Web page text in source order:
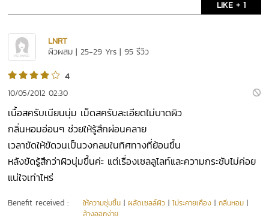
LIKE + 1
LNRT
ผิวผสม | 25-29 Yrs | 95 รีวิว
4
10/05/2012 02:30
เนื้อสครับเนียนนุ่ม เม็ดสครับละเอียดไม่บาดผิว
กลิ่นหอมอ่อนๆ ช่วยให้รู้สึกผ่อนคลาย
เวลาขัดให้ขัดวนเป็นวงกลมในทิศทางที่ย้อนขึ้น
หลังขัดรู้สึกว่าผิวนุ่มขึ้นค่ะ แต่เรื่องเซลลูไลท์และความกระชับไม่ค่อย
แน่ใจเท่าไหร่
Benefit received : ให้ความชุ่มชื้น |ผลัดเซลล์ผิว |ไม่ระคายเคือง |กลิ่นหอม |
ล้างออกง่าย